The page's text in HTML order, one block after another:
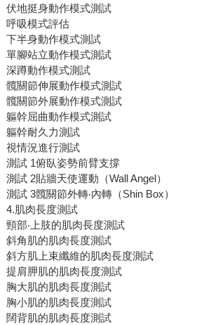
伏地挺身動作模式測試
呼吸模式評估
下半身動作模式測試
單腳站立動作模式測試
深蹲動作模式測試
髖關節伸展動作模式測試
髖關節外展動作模式測試
軀幹屈曲動作模式測試
軀幹耐久力測試
視情況進行測試
測試 1俯臥姿勢前臂支撐
測試 2貼牆天使運動（Wall Angel）
測試 3髖關節外轉‧內轉（Shin Box）
4.肌肉長度測試
頸部‧上肢的肌肉長度測試
斜角肌的肌肉長度測試
斜方肌上束纖維的肌肉長度測試
提肩胛肌的肌肉長度測試
胸大肌的肌肉長度測試
胸小肌的肌肉長度測試
闊背肌的肌肉長度測試